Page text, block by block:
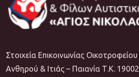
Στοιχεία Επικοινωνίας Οικοτροφείου
Ανθηρού & Ιτιάς – Παιανία Τ.Κ. 19002